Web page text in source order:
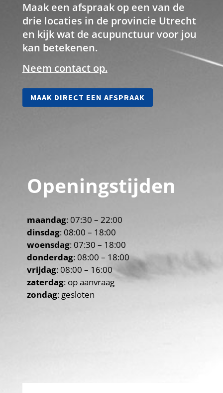
Maak een afspraak op een van de
drie locaties in de provincie Utrecht
en kijk wat de acupunctuur voor jou
kan betekenen.
Neem contact op.
MAAK DIRECT EEN AFSPRAAK
Openingstijden
maandag: 07:30 – 22:00
dinsdag: 08:00 – 18:00
woensdag: 07:30 – 18:00
donderdag: 08:00 – 18:00
vrijdag: 08:00 – 16:00
zaterdag: op aanvraag
zondag: gesloten